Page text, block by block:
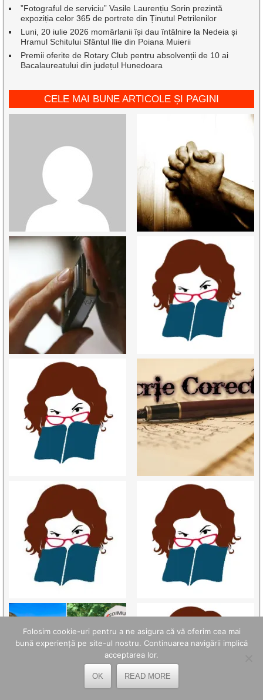
”Fotograful de serviciu” Vasile Laurențiu Sorin prezintă
expoziția celor 365 de portrete din Ținutul Petrilenilor
Luni, 20 iulie 2026 momârlanii își dau întâlnire la Nedeia și
Hramul Schitului Sfântul Ilie din Poiana Muierii
Premii oferite de Rotary Club pentru absolvenții de 10 ai
Bacalaureatului din județul Hunedoara
CELE MAI BUNE ARTICOLE ȘI PAGINI
Folosim cookie-uri pentru a ne asigura că vă oferim cea mai
bună experiență pe site-ul nostru. Continuarea navigării implică
acceptarea lor.
OK READ MORE